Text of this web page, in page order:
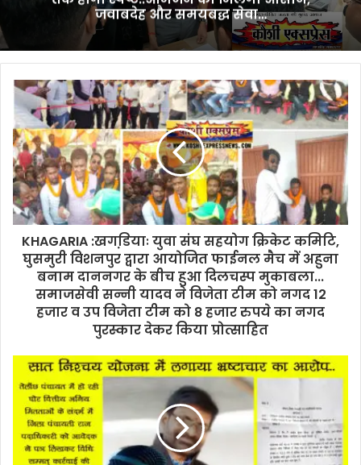
के
लिए
बनेगा
‘रेडी
रेकनर’
डीएम
विक्रम
विरकर…
फाइल
मूवमेंट
आवेदन
प्रक्रिया,
स्पष्ट..आमजन
आसान,
जवाबदेह
जवाबदेह और समयबद्ध सेवा…
KHAGARIA :खगडि़याः युवा संघ सहयोग क्रिकेट कमिटि,
घुसमुरी विशनपुर द्वारा आयोजित फाईनल मैच में अहुना
बनाम दाननगर के बीच हुआ दिलचस्प मुकाबला...
समाजसेवी सन्नी यादव ने विजेता टीम को नगद 12
हजार व उप विजेता टीम को 8 हजार रुपये का नगद
पुरस्कार देकर किया प्रोत्साहित